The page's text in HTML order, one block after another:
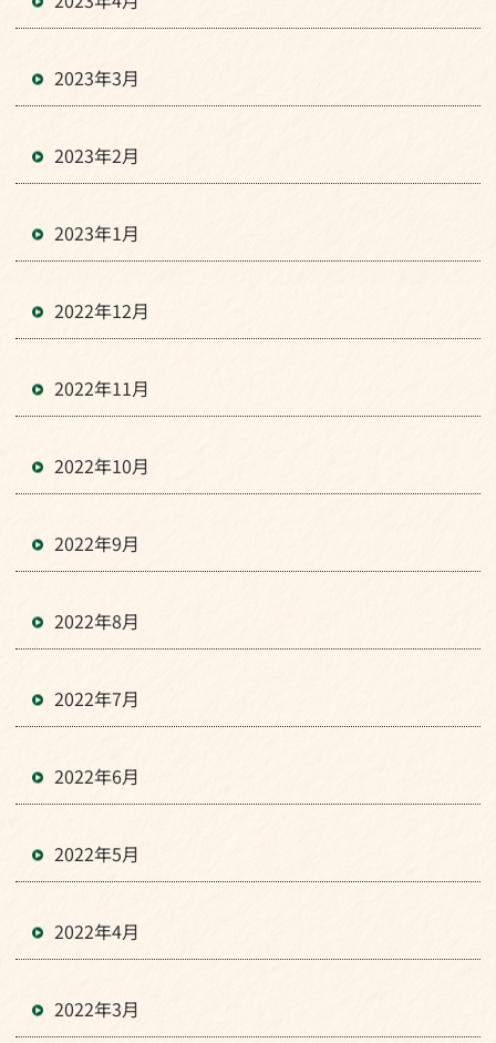
2023年3月
2023年2月
2023年1月
2022年12月
2022年11月
2022年10月
2022年9月
2022年8月
2022年7月
2022年6月
2022年5月
2022年4月
2022年3月